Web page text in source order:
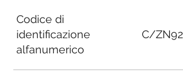
Codice di
identificazione
alfanumerico
C/ZN92